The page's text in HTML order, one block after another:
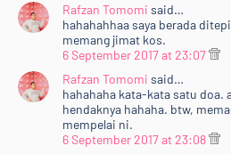
Rafzan Tomomi said…
hahahahhaa saya berada
memang jimat kos.
6 September 2017 at 23:07
Rafzan Tomomi said…
hahahaha kata-kata satu doa.
hendaknya hahaha. btw,
mempelai ni.
6 September 2017 at 23:08